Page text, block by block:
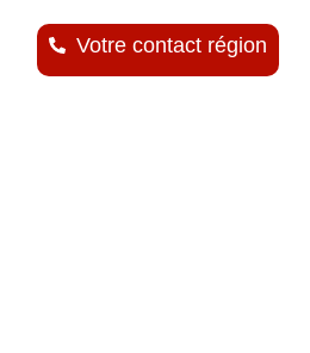
Votre contact région